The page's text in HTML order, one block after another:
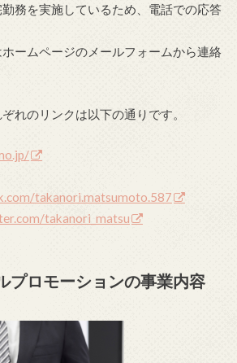
務を実施しているため、電話での応答
ームページのメールフォームから連絡
れのリンクは以下の通りです。
takanori.matsumoto.587
takanori_matsu
プロモーションの事業内容